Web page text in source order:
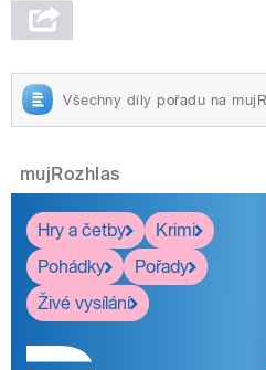
Všechny díly pořadu na
mujRozhlas
Hry a četby
Krimi
Pohádky
Pořady
Živé vysílání